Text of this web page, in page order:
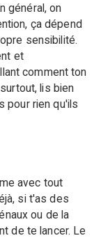
général, on
ça dépend
sensibilité.
et
comment ton
lis bien
pour rien qu'ils
avec tout
si t'as des
ou de la
de te lancer. Le